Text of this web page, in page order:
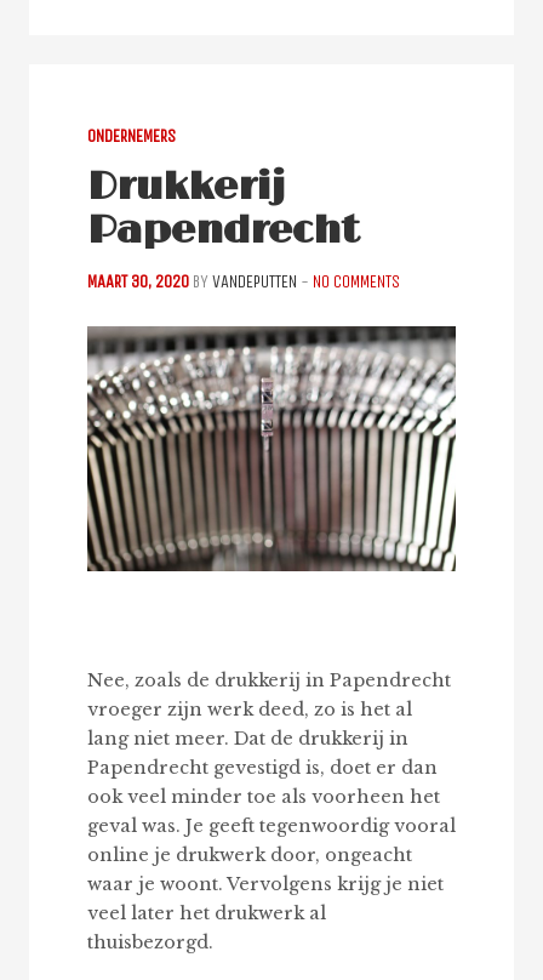
ONDERNEMERS
Drukkerij
Papendrecht
MAART 30, 2020 BY VANDEPUTTEN - NO COMMENTS
Nee, zoals de drukkerij in Papendrecht
vroeger zijn werk deed, zo is het al
lang niet meer. Dat de drukkerij in
Papendrecht gevestigd is, doet er dan
ook veel minder toe als voorheen het
geval was. Je geeft tegenwoordig vooral
online je drukwerk door, ongeacht
waar je woont. Vervolgens krijg je niet
veel later het drukwerk al
thuisbezorgd.